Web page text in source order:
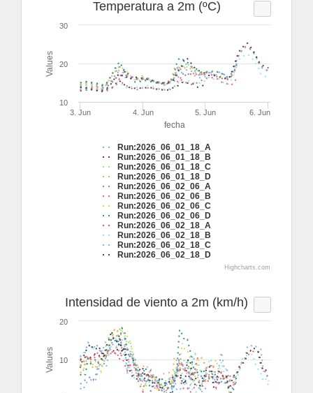
fecha
Values
Temperatura a 2m (ºC)
Run:2026_06_01_18_A
Run:2026_06_01_18_B
Run:2026_06_01_18_C
Run:2026_06_01_18_D
Run:2026_06_02_06_A
Run:2026_06_02_06_B
Run:2026_06_02_06_C
Run:2026_06_02_06_D
Run:2026_06_02_18_A
Run:2026_06_02_18_B
Run:2026_06_02_18_C
Run:2026_06_02_18_D
3. Jun 4. Jun 5. Jun 6. Jun
10
20
30
Highcharts.com
Values
Intensidad de viento a 2m (km/h)
10
20